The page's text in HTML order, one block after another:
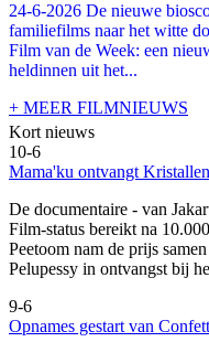
24-6-2026 De nieuwe
familiefilms naar het witte
Film van de Week: een
heldinnen uit het...
+ MEER FILMNIEUWS
Kort nieuws
10-6
Mama'ku ontvangt
De documentaire - van
Film-status bereikt na
Peetoom nam de prijs
Pelupessy in ontvangst bij
9-6
Opnames gestart van